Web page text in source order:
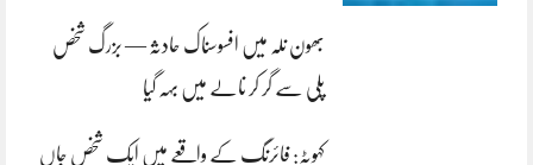
بھون نلہ میں افسوسناک حادثہ — بزرگ شخص
پلی سے گر کر نالے میں بہہ گیا
کہوٹہ: فائرنگ کے واقعے میں ایک شخص جاں